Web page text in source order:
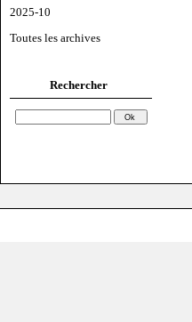
2025-10
Toutes les archives
Rechercher